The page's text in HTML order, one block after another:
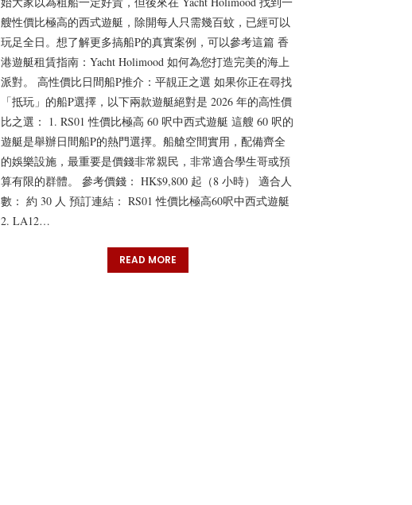
艘性價比極高的西式遊艇，除開每人只需幾百蚊，已經可以
玩足全日。想了解更多搞船P的真實案例，可以參考這篇 香
港遊艇租賃指南：Yacht Holimood 如何為您打造完美的海上
派對。 高性價比日間船P推介：平靚正之選 如果你正在尋找
「抵玩」的船P選擇，以下兩款遊艇絕對是 2026 年的高性價
比之選： 1. RS01 性價比極高 60 呎中西式遊艇 這艘 60 呎的
遊艇是舉辦日間船P的熱門選擇。船艙空間實用，配備齊全
的娛樂設施，最重要是價錢非常親民，非常適合學生哥或預
算有限的群體。 參考價錢： HK$9,800 起（8 小時） 適合人
數： 約 30 人 預訂連結： RS01 性價比極高60呎中西式遊艇
2. LA12…
READ MORE